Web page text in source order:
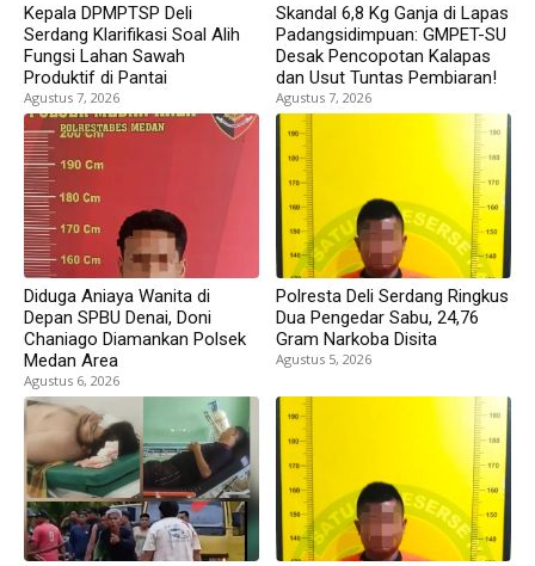
Kepala DPMPTSP Deli
Serdang Klarifikasi Soal Alih
Fungsi Lahan Sawah
Produktif di Pantai
Agustus 7, 2026
Skandal 6,8 Kg Ganja di Lapas
Padangsidimpuan: GMPET-SU
Desak Pencopotan Kalapas
dan Usut Tuntas Pembiaran!
Agustus 7, 2026
Diduga Aniaya Wanita di
Depan SPBU Denai, Doni
Chaniago Diamankan Polsek
Medan Area
Agustus 6, 2026
Polresta Deli Serdang Ringkus
Dua Pengedar Sabu, 24,76
Gram Narkoba Disita
Agustus 5, 2026